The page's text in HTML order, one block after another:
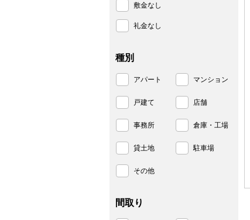
敷金なし
礼金なし
種別
アパート マンション
戸建て 店舗
事務所 倉庫・工場
貸土地 駐車場
その他
間取り